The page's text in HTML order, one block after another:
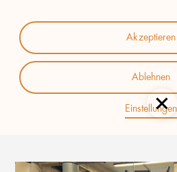
Einstellungen
Ablehnen
Akzeptieren
EIN